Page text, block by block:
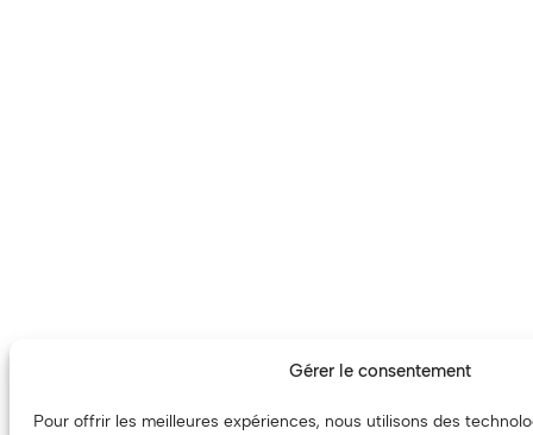
Gérer le consentement
Pour offrir les meilleures expériences, nous utilisons des